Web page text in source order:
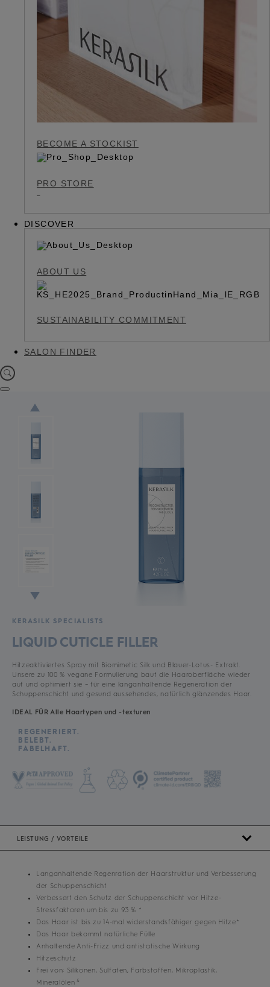
BECOME A STOCKIST
PRO STORE
DISCOVER
ABOUT US
SUSTAINABILITY COMMITMENT
SALON FINDER
KERASILK SPECIALISTS
LIQUID CUTICLE FILLER
Hitzeaktiviertes Spray mit Biomimetic Silk und Blauer-Lotus- Extrakt.
Unsere zu 100 % vegane Formulierung baut die Haaroberfläche wieder
auf und optimiert sie – für eine langanhaltende Regeneration der
Schuppenschicht und gesund aussehendes, natürlich glänzendes Haar.
IDEAL FÜR Alle Haartypen und -texturen
REGENERIERT.
BELEBT.
FABELHAFT.
LEISTUNG / VORTEILE
Langanhaltende Regenration der Haarstruktur und Verbesserung
der Schuppenschicht
Verbessert den Schutz der Schuppenschicht vor Hitze-
Stressfaktoren um bis zu 93 % *
Das Haar ist bis zu 14-mal widerstandsfähiger gegen Hitze*
Das Haar bekommt natürliche Fülle
Anhaltende Anti-Frizz und antistatische Wirkung
Hitzeschutz
Frei von: Silikonen, Sulfaten, Farbstoffen, Mikroplastik,
Mineralölen 4